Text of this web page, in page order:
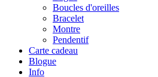
Boucles d'oreilles
Bracelet
Montre
Pendentif
Carte cadeau
Blogue
Info